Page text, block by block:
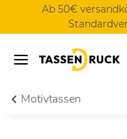
Ab 50€
Motivtassen